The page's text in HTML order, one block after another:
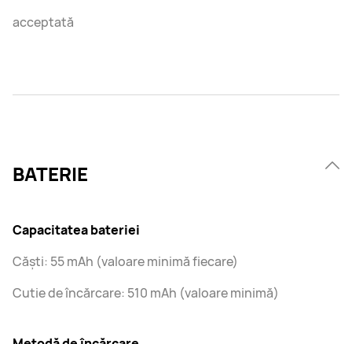
acceptată
BATERIE
Capacitatea bateriei
Căști: 55 mAh (valoare minimă fiecare)
Cutie de încărcare: 510 mAh (valoare minimă)